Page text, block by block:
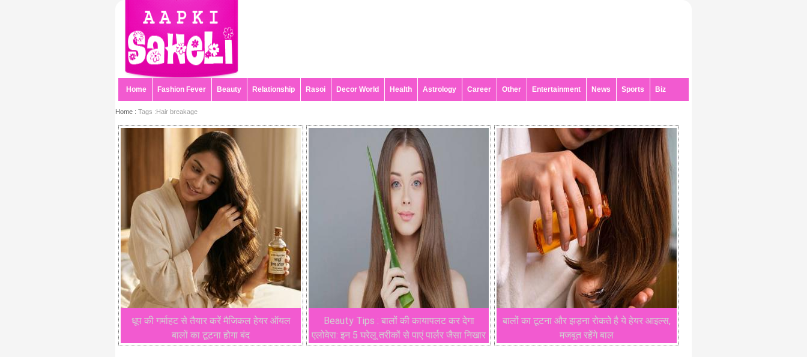
Home Fashion Fever Beauty Relationship Rasoi Decor World Health Astrology Career Other Entertainment News Sports Biz
Home : Tags :Hair breakage
धूप की गर्माहट से तैयार करें मैजिकल हेयर ऑयल
बालों का टूटना होगा बंद
Beauty Tips : बालों की कायापलट कर देगा
एलोवेरा: इन 5 घरेलू तरीकों से पाएं पार्लर जैसा निखार
बालों का टूटना और झड़ना रोकते है ये हेयर आइल्स,
मजबूत रहेंगे बाल